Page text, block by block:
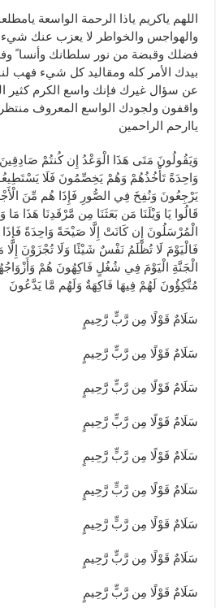
اللهم ياكريم ياذا الرحمة الواسعة
والهواجس والخواطر لا يعزب عنك
فضلك وقبضة من نور سلطانك وأنسا
بيدك الأمر كله ومقاليد كل شيء فهب لنا
عن سؤال غيرك فإنك واسع الكرم كثير
واقفون ولجودك الواسع المعروف
ياارحم الراحمين
وَيَقُولُونَ مَتَى هَذَا الْوَعْدُ إِن كُنتُمْ
وَاحِدَةً تَأْخُذُهُمْ وَهُمْ يَخِصِّمُونَ فَلَا
يَرْجِعُونَ وَنُفِخَ فِي الصُّورِ فَإِذَا هُم مِّنَ
قَالُوا يَا وَيْلَنَا مَن بَعَثَنَا مِن مَّرْقَدِنَا هَذَا
الْمُرْسَلُونَ إِن كَانَتْ إِلَّا صَيْحَةً وَاحِدَةً
فَالْيَوْمَ لَا تُظْلَمُ نَفْسٌ شَيْئًا وَلَا تُجْزَوْنَ
الْجَنَّةِ الْيَوْمَ فِي شُغُلٍ فَاكِهُونَ هُمْ
مُتَّكِؤُونَ لَهُمْ فِيهَا فَاكِهَةٌ وَلَهُم مَّا يَدَّعُونَ
سَلَامٌ قَوْلًا مِن رَّبٍّ رَّحِيمٍ
سَلَامٌ قَوْلًا مِن رَّبٍّ رَّحِيمٍ
سَلَامٌ قَوْلًا مِن رَّبٍّ رَّحِيمٍ
سَلَامٌ قَوْلًا مِن رَّبٍّ رَّحِيمٍ
سَلَامٌ قَوْلًا مِن رَّبٍّ رَّحِيمٍ
سَلَامٌ قَوْلًا مِن رَّبٍّ رَّحِيمٍ
سَلَامٌ قَوْلًا مِن رَّبٍّ رَّحِيمٍ
سَلَامٌ قَوْلًا مِن رَّبٍّ رَّحِيمٍ
سَلَامٌ قَوْلًا مِن رَّبٍّ رَّحِيمٍ